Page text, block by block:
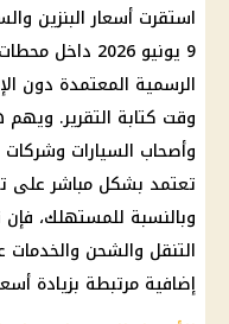
استقرت أسعار البنزين
9 يونيو 2026
الرسمية المعتمدة دون
وقت كتابة التقرير. ويهم
وأصحاب السيارات وشركات
تعتمد بشكل مباشر على
وبالنسبة للمستهلك، فإن
التنقل والشحن والخدمات
إضافية مرتبطة بزيادة